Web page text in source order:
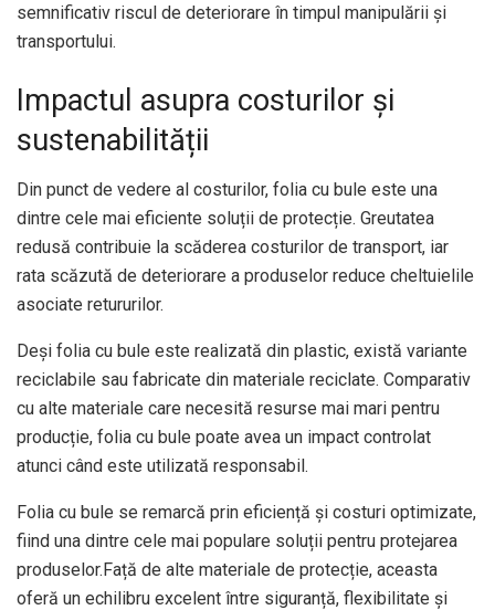
semnificativ riscul de deteriorare în timpul manipulării și
transportului.
Impactul asupra costurilor și
sustenabilității
Din punct de vedere al costurilor, folia cu bule este una
dintre cele mai eficiente soluții de protecție. Greutatea
redusă contribuie la scăderea costurilor de transport, iar
rata scăzută de deteriorare a produselor reduce cheltuielile
asociate retururilor.
Deși folia cu bule este realizată din plastic, există variante
reciclabile sau fabricate din materiale reciclate. Comparativ
cu alte materiale care necesită resurse mai mari pentru
producție, folia cu bule poate avea un impact controlat
atunci când este utilizată responsabil.
Folia cu bule se remarcă prin eficiență și costuri optimizate,
fiind una dintre cele mai populare soluții pentru protejarea
produselor.Față de alte materiale de protecție, aceasta
oferă un echilibru excelent între siguranță, flexibilitate și